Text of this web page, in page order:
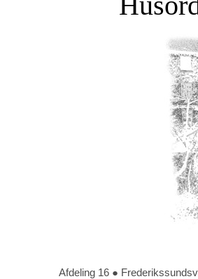
Afdeling 16 ●